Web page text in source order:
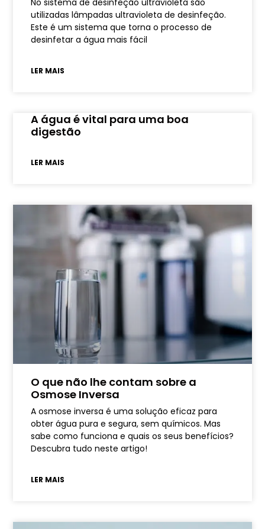
utilizadas lâmpadas ultravioleta de desinfeção.
Este é um sistema que torna o processo de
desinfetar a água mais fácil
LER MAIS
A água é vital para uma boa
digestão
LER MAIS
O que não lhe contam sobre a
Osmose Inversa
A osmose inversa é uma solução eficaz para
obter água pura e segura, sem químicos. Mas
sabe como funciona e quais os seus benefícios?
Descubra tudo neste artigo!
LER MAIS